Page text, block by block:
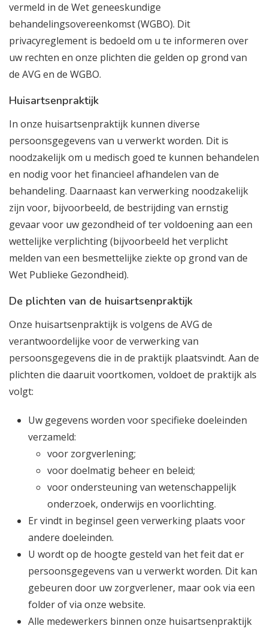
vermeld in de Wet geneeskundige
behandelingsovereenkomst (WGBO). Dit
privacyreglement is bedoeld om u te informeren over
uw rechten en onze plichten die gelden op grond van
de AVG en de WGBO.
Huisartsenpraktijk
In onze huisartsenpraktijk kunnen diverse
persoonsgegevens van u verwerkt worden. Dit is
noodzakelijk om u medisch goed te kunnen behandelen
en nodig voor het financieel afhandelen van de
behandeling. Daarnaast kan verwerking noodzakelijk
zijn voor, bijvoorbeeld, de bestrijding van ernstig
gevaar voor uw gezondheid of ter voldoening aan een
wettelijke verplichting (bijvoorbeeld het verplicht
melden van een besmettelijke ziekte op grond van de
Wet Publieke Gezondheid).
De plichten van de huisartsenpraktijk
Onze huisartsenpraktijk is volgens de AVG de
verantwoordelijke voor de verwerking van
persoonsgegevens die in de praktijk plaatsvindt. Aan de
plichten die daaruit voortkomen, voldoet de praktijk als
volgt:
Uw gegevens worden voor specifieke doeleinden
verzameld:
voor zorgverlening;
voor doelmatig beheer en beleid;
voor ondersteuning van wetenschappelijk
onderzoek, onderwijs en voorlichting.
⁠Er vindt in beginsel geen verwerking plaats voor
andere doeleinden.
U wordt op de hoogte gesteld van het feit dat er
persoonsgegevens van u verwerkt worden. Dit kan
gebeuren door uw zorgverlener, maar ook via een
folder of via onze website.
Alle medewerkers binnen onze huisartsenpraktijk